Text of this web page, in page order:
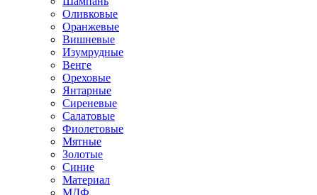
Оливковые
Оранжевые
Вишневые
Изумрудные
Венге
Ореховые
Янтарные
Сиреневые
Салатовые
Фиолетовые
Мятные
Золотые
Синие
Материал
МДФ